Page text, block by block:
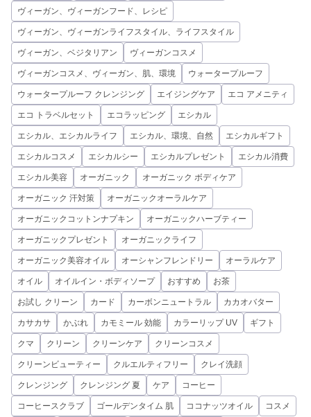
ヴィーガン、ヴィーガンフード、レシピ
ヴィーガン、ヴィーガンライフスタイル、ライフスタイル
ヴィーガン、ベジタリアン ヴィーガンコスメ
ヴィーガンコスメ、ヴィーガン、肌、環境 ウォータープルーフ
ウォータープルーフ クレンジング エイジングケア エコ アメニティ
エコ トラベルセット エコラッピング エシカル
エシカル、エシカルライフ エシカル、環境、自然 エシカルギフト
エシカルコスメ エシカルシー エシカルプレゼント エシカル消費
エシカル美容 オーガニック オーガニック ボディケア
オーガニック 汗対策 オーガニックオーラルケア
オーガニックコットンナプキン オーガニックハーブティー
オーガニックプレゼント オーガニックライフ
オーガニック美容オイル オーシャンフレンドリー オーラルケア
オイル オイルイン・ボディソープ おすすめ お茶
お試し クリーン カード カーボンニュートラル カカオバター
カサカサ かぶれ カモミール 効能 カラーリップ UV ギフト
クマ クリーン クリーンケア クリーンコスメ
クリーンビューティー クルエルティフリー クレイ洗顔
クレンジング クレンジング 夏 ケア コーヒー
コーヒースクラブ ゴールデンタイム 肌 ココナッツオイル コスメ